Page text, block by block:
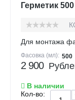
Герметик
Для монтажа
Фасовка (мл): 500
2 900
В наличии
Кол-во: